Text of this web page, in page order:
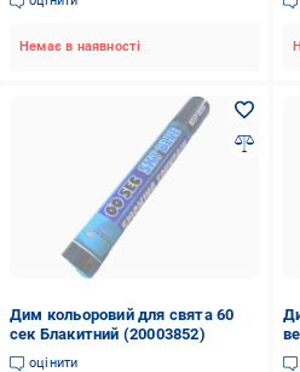
Немає в наявності
Дим кольоровий для свята 60
сек Блакитний (20003852)
оцінити